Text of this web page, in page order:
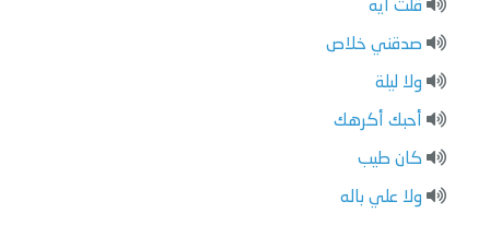
قلت ايه
صدقني خلاص
ولا ليلة
أحبك أكرهك
كان طيب
ولا علي باله